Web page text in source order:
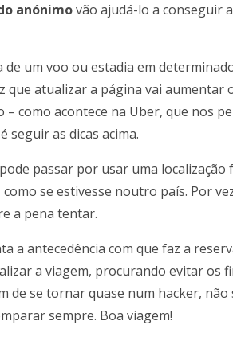
anónimovão ajudá-lo a conseguir
um voo ou estadia em
que atualizar a página vai aumentar
– como acontece na Uber, que nos
seguir as dicas acima.
passar por usar uma localização
se estivesse noutro país. Por
a pena tentar.
a antecedência com que faz a
a viagem, procurando evitar os
de se tornar quase num hacker, não
sempre. Boa viagem!